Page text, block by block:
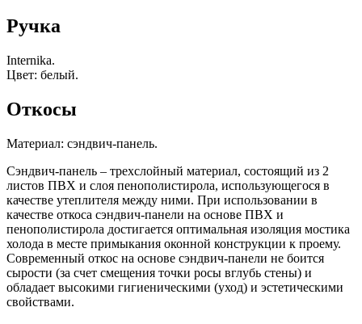
Ручка
Internika.
Цвет: белый.
Откосы
Материал: сэндвич-панель.
Сэндвич-панель – трехслойный материал, состоящий из 2
листов ПВХ и слоя пенополистирола, использующегося в
качестве утеплителя между ними. При использовании в
качестве откоса сэндвич-панели на основе ПВХ и
пенополистирола достигается оптимальная изоляция мостика
холода в месте примыкания оконной конструкции к проему.
Современный откос на основе сэндвич-панели не боится
сырости (за счет смещения точки росы вглубь стены) и
обладает высокими гигиеническими (уход) и эстетическими
свойствами.